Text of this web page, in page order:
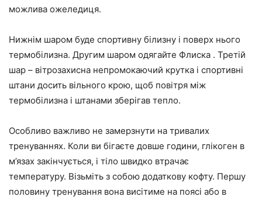
можлива ожеледиця.
Нижнім шаром буде спортивну білизну і поверх нього
термобілизна. Другим шаром одягайте Флиска . Третій
шар – вітрозахисна непромокаючий крутка і спортивні
штани досить вільного крою, щоб повітря між
термобілизна і штанами зберігав тепло.
Особливо важливо не замерзнути на тривалих
тренуваннях. Коли ви бігаєте довше години, глікоген в
м’язах закінчується, і тіло швидко втрачає
температуру. Візьміть з собою додаткову кофту. Першу
половину тренування вона висітиме на поясі або в